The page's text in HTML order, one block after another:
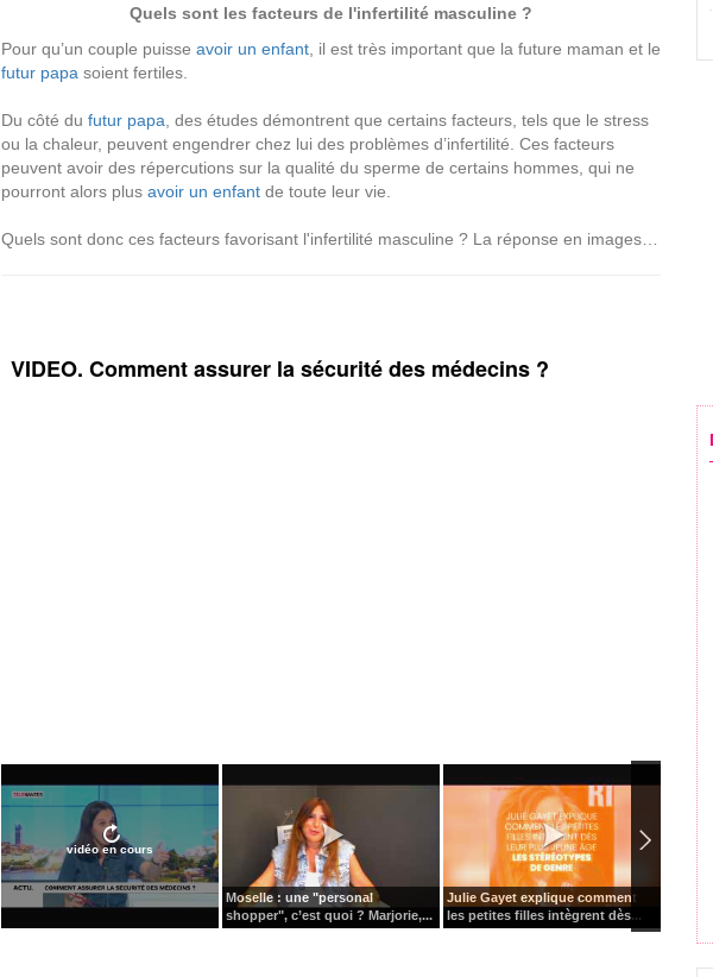
Quels sont les facteurs de l'infertilité masculine ?
Pour qu’un couple puisse avoir un enfant , il est très important que la future maman et le
futur papa soient fertiles.
Du côté du futur papa , des études démontrent que certains facteurs, tels que le stress
ou la chaleur, peuvent engendrer chez lui des problèmes d’infertilité. Ces facteurs
peuvent avoir des répercutions sur la qualité du sperme de certains hommes, qui ne
pourront alors plus avoir un enfant de toute leur vie.
Quels sont donc ces facteurs favorisant l'infertilité masculine ? La réponse en images…
VIDEO. Comment assurer la sécurité des médecins ?
vidéo en cours
Moselle : une "personal
shopper", c’est quoi ? Marjorie,...
Julie Gayet explique comment
les petites filles intègrent dès...